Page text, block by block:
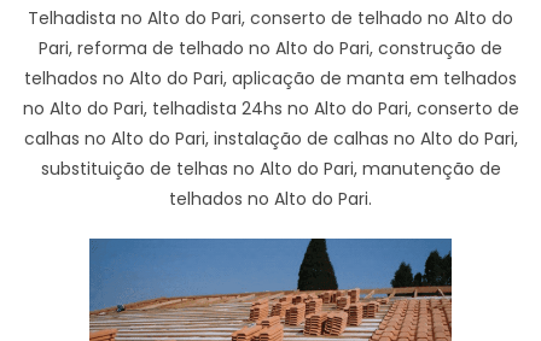
Telhadista no Alto do Pari, conserto de telhado no Alto do
Pari, reforma de telhado no Alto do Pari, construção de
telhados no Alto do Pari, aplicação de manta em telhados
no Alto do Pari, telhadista 24hs no Alto do Pari, conserto de
calhas no Alto do Pari, instalação de calhas no Alto do Pari,
substituição de telhas no Alto do Pari, manutenção de
telhados no Alto do Pari.